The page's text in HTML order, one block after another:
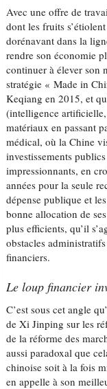
Avec une offre de
dont les fruits
dorénavant dans la
rendre son économie
continuer à élever son
stratégie « Made in
Keqiang en 2015, et
(intelligence
matériaux en passant
médical, où la Chine
investissements
impressionnants, en
années pour la seule
dépense publique et
bonne allocation de
plus efficients, qu’il
obstacles
financiers.
Le loup financier
C’est sous cet angle
de Xi Jinping sur les
de la réforme des
aussi paradoxal que
chinoise soit à la fois
en appelle à son